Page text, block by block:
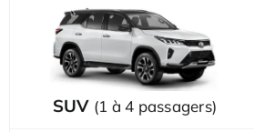
SUV (1 à 4 passagers)